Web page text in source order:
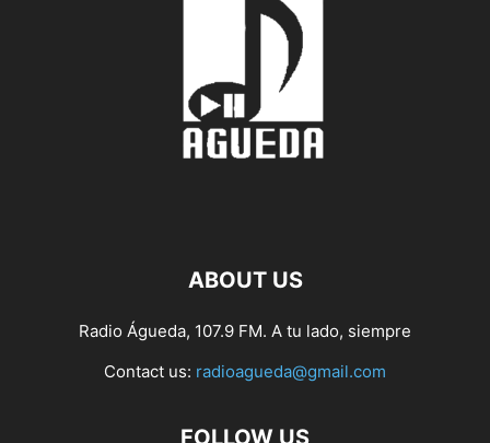
ABOUT US
Radio Águeda, 107.9 FM. A tu lado, siempre
Contact us: radioagueda@gmail.com
FOLLOW US